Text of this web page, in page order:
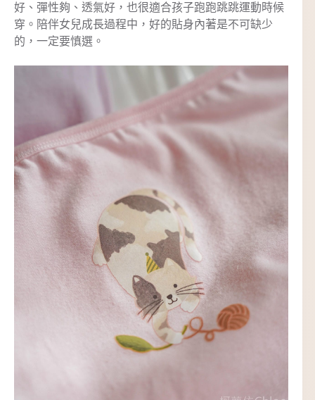
好、彈性夠、透氣好，也很適合孩子跑跑跳跳運動時候
穿。陪伴女兒成長過程中，好的貼身內著是不可缺少
的，一定要慎選。